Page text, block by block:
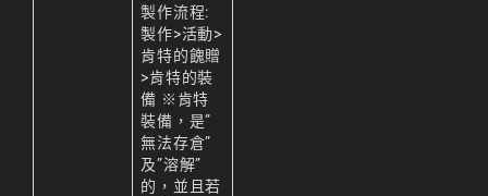
製作流程:
製作>活動>
肯特的餽贈
>肯特的裝
備 ※肯特
裝備，是”
無法存倉”
及”溶解”
的，並且若